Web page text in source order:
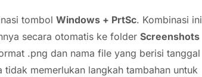
tombol Windows + PrtSc. Kombinasi ini
secara otomatis ke folder Screenshots
.png dan nama file yang berisi tanggal
memerlukan langkah tambahan untuk